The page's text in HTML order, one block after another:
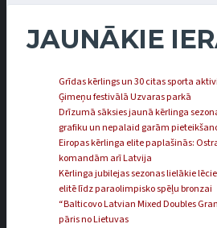
JAUNĀKIE
Grīdas kērlings un 30 citas sporta
Ģimeņu festivālā Uzvaras parkā
Drīzumā sāksies jaunā kērlinga
grafiku un nepalaid garām
Eiropas kērlinga elite paplašinās:
komandām arī Latvija
Kērlinga jubilejas sezonas lielākie
elitē līdz paraolimpisko spēļu bronzai
“Balticovo Latvian Mixed Doubles
pāris no Lietuvas